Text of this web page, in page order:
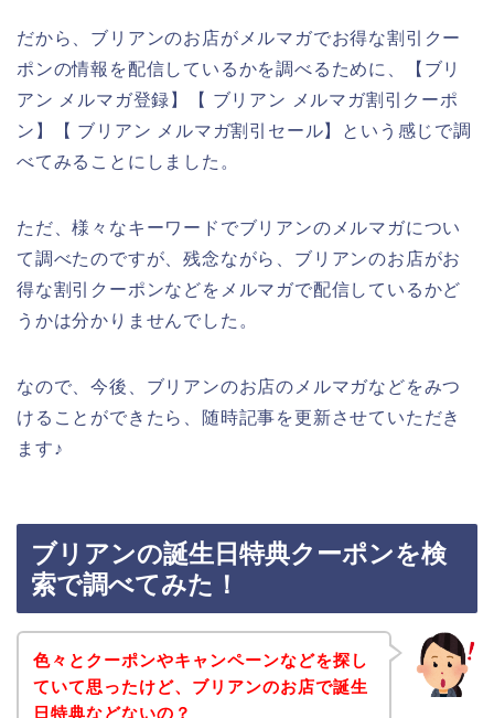
だから、ブリアンのお店がメルマガでお得な割引クー
ポンの情報を配信しているかを調べるために、【ブリ
アン メルマガ登録】【 ブリアン メルマガ割引クーポ
ン】【 ブリアン メルマガ割引セール】という感じで調
べてみることにしました。
ただ、様々なキーワードでブリアンのメルマガについ
て調べたのですが、残念ながら、ブリアンのお店がお
得な割引クーポンなどをメルマガで配信しているかど
うかは分かりませんでした。
なので、今後、ブリアンのお店のメルマガなどをみつ
けることができたら、随時記事を更新させていただき
ます♪
ブリアンの誕生日特典クーポンを検
索で調べてみた！
色々とクーポンやキャンペーンなどを探し
ていて思ったけど、ブリアンのお店で誕生
日特典などないの？